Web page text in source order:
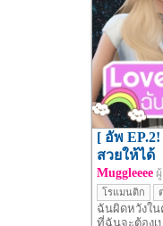
[ อัพ
สวยให้ได้
Muggleeee
โรแมนติก
ฉันผิดหวังใน
ที่ฉันจะต้องเป